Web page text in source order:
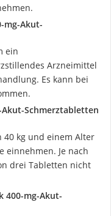
mg-Akut-
ein
Arzneimittel
Es kann bei
Schmerztabletten
40 kg und einem Alter
einnehmen. Je nach
drei Tabletten nicht
400-mg-Akut-